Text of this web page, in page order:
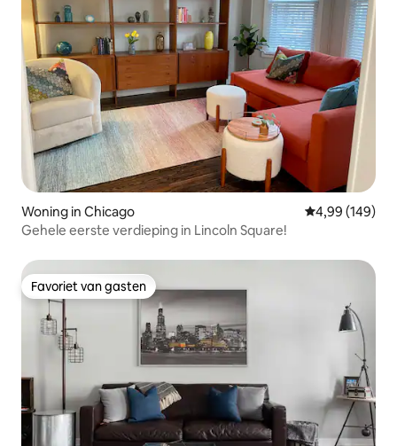
Woning in Chicago Gemiddelde
4,99 (149)
Gehele eerste verdieping in Lincoln Square!
Favoriet van gasten
Favoriet van gasten